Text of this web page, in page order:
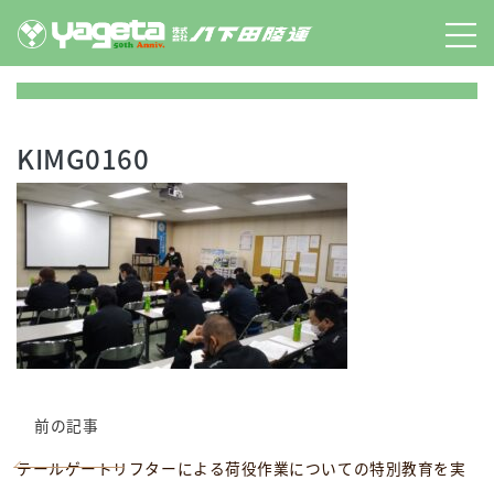
content
KIMG0160
前の記事
テールゲートリフターによる荷役作業についての特別教育を実